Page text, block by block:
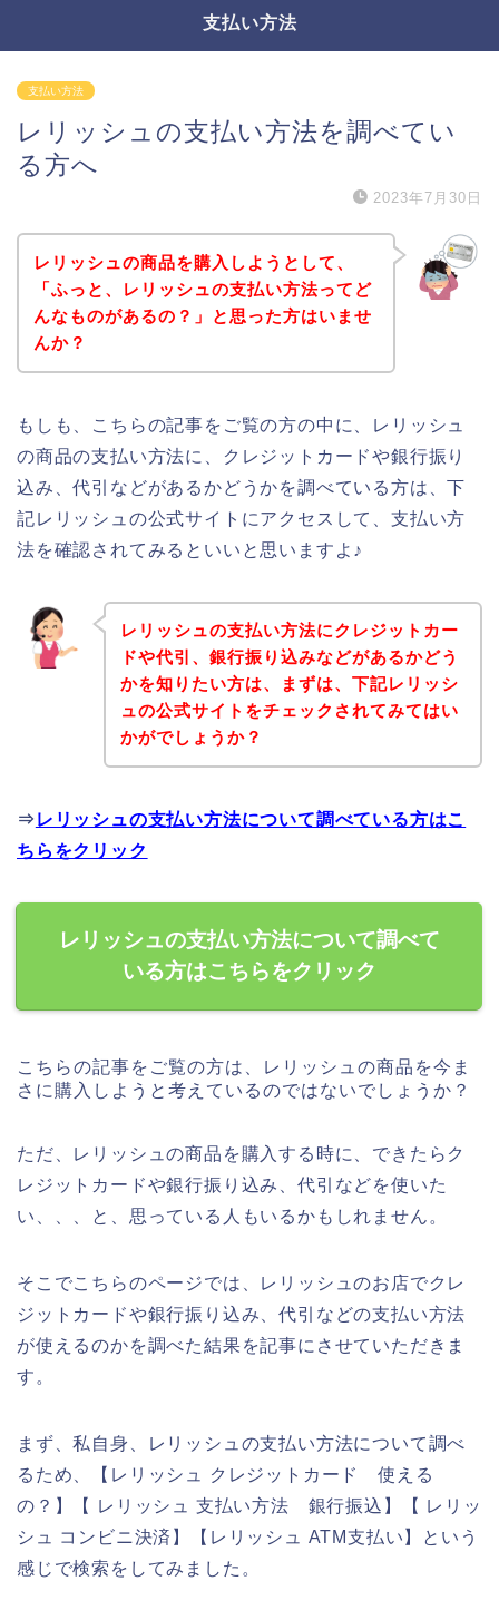
支払い方法
支払い方法
レリッシュの支払い方法を調べてい
る方へ
2023年7月30日
レリッシュの商品を購入しようとして、
「ふっと、レリッシュの支払い方法ってど
んなものがあるの？」と思った方はいませ
んか？
もしも、こちらの記事をご覧の方の中に、レリッシュ
の商品の支払い方法に、クレジットカードや銀行振り
込み、代引などがあるかどうかを調べている方は、下
記レリッシュの公式サイトにアクセスして、支払い方
法を確認されてみるといいと思いますよ♪
レリッシュの支払い方法にクレジットカー
ドや代引、銀行振り込みなどがあるかどう
かを知りたい方は、まずは、下記レリッシ
ュの公式サイトをチェックされてみてはい
かがでしょうか？
⇒ レリッシュの支払い方法について調べている方はこ
ちらをクリック
レリッシュの支払い方法について調べて
いる方はこちらをクリック
こちらの記事をご覧の方は、レリッシュの商品を今ま
さに購入しようと考えているのではないでしょうか？
ただ、レリッシュの商品を購入する時に、できたらク
レジットカードや銀行振り込み、代引などを使いた
い、、、と、思っている人もいるかもしれません。
そこでこちらのページでは、レリッシュのお店でクレ
ジットカードや銀行振り込み、代引などの支払い方法
が使えるのかを調べた結果を記事にさせていただきま
す。
まず、私自身、レリッシュの支払い方法について調べ
るため、【レリッシュ クレジットカード 使える
の？】【 レリッシュ 支払い方法 銀行振込】【 レリッ
シュ コンビニ決済】【レリッシュ ATM支払い】という
感じで検索をしてみました。